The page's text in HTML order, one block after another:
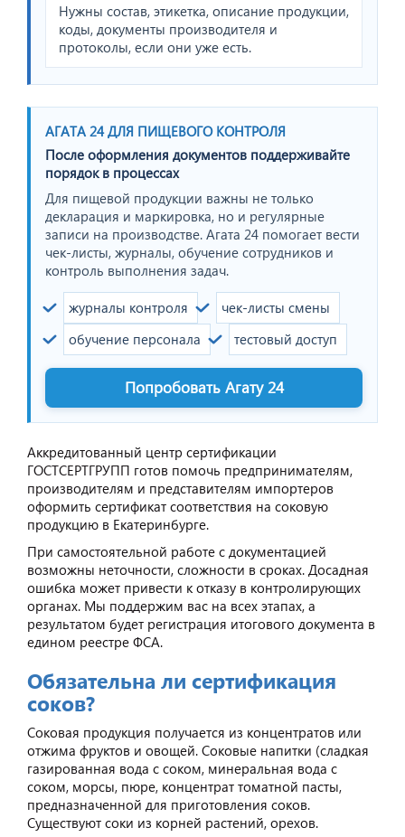
Нужны состав, этикетка, описание продукции,
коды, документы производителя и
протоколы, если они уже есть.
АГАТА 24 ДЛЯ ПИЩЕВОГО КОНТРОЛЯ
После оформления документов поддерживайте
порядок в процессах
Для пищевой продукции важны не только
декларация и маркировка, но и регулярные
записи на производстве. Агата 24 помогает вести
чек-листы, журналы, обучение сотрудников и
контроль выполнения задач.
журналы контроля
чек-листы смены
обучение персонала
тестовый доступ
Попробовать Агату 24
Аккредитованный центр сертификации
ГОСТСЕРТГРУПП готов помочь предпринимателям,
производителям и представителям импортеров
оформить сертификат соответствия на соковую
продукцию в Екатеринбурге.
При самостоятельной работе с документацией
возможны неточности, сложности в сроках. Досадная
ошибка может привести к отказу в контролирующих
органах. Мы поддержим вас на всех этапах, а
результатом будет регистрация итогового документа в
едином реестре ФСА.
Обязательна ли сертификация
соков?
Соковая продукция получается из концентратов или
отжима фруктов и овощей. Соковые напитки (сладкая
газированная вода с соком, минеральная вода с
соком, морсы, пюре, концентрат томатной пасты,
предназначенной для приготовления соков.
Существуют соки из корней растений, орехов.